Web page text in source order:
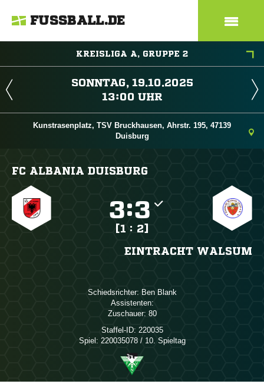
FUSSBALL.DE
KREISLIGA A, GRUPPE 2
 
 
Kunstrasenplatz, TSV Bruckhausen, Ahrstr. 195, 47139
Duisburg
FC ALBANIA DUISBURG
:
[1 : 2]
EINTRACHT WALSUM
Schiedsrichter:  
Assistenten:
Zuschauer: 80
Staffel-ID: 220035
Spiel: 220035078 / 10. Spieltag